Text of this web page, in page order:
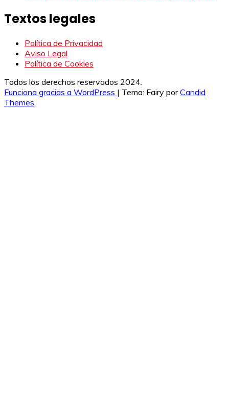
Textos legales
Política de Privacidad
Aviso Legal
Política de Cookies
Todos los derechos reservados 2024.
Funciona gracias a WordPress | Tema: Fairy porCandid
Themes